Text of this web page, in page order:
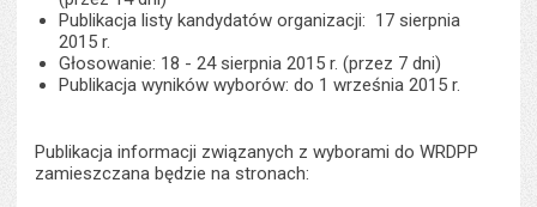
Publikacja listy kandydatów organizacji: 17 sierpnia
2015 r.
Głosowanie: 18 - 24 sierpnia 2015 r. (przez 7 dni)
Publikacja wyników wyborów: do 1 września 2015 r.
Publikacja informacji związanych z wyborami do WRDPP
zamieszczana będzie na stronach: